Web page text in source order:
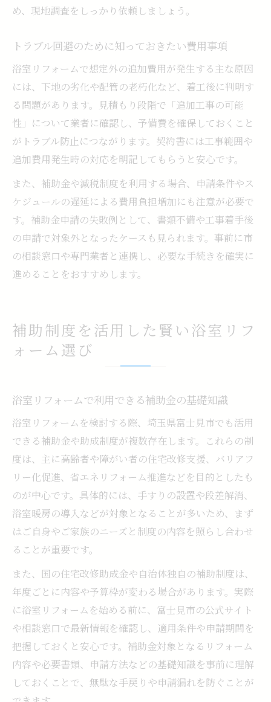
め、現地調査をしっかり依頼しましょう。
トラブル回避のために知っておきたい費用事項
浴室リフォームで想定外の追加費用が発生する主な原因
には、下地の劣化や配管の老朽化など、着工後に判明す
る問題があります。見積もり段階で「追加工事の可能
性」について業者に確認し、予備費を確保しておくこと
がトラブル防止につながります。契約書には工事範囲や
追加費用発生時の対応を明記してもらうと安心です。
また、補助金や減税制度を利用する場合、申請条件やス
ケジュールの遅延による費用負担増加にも注意が必要で
す。補助金申請の失敗例として、書類不備や工事着手後
の申請で対象外となったケースも見られます。事前に市
の相談窓口や専門業者と連携し、必要な手続きを確実に
進めることをおすすめします。
補助制度を活用した賢い浴室リフ
ォーム選び
浴室リフォームで利用できる補助金の基礎知識
浴室リフォームを検討する際、埼玉県富士見市でも活用
できる補助金や助成制度が複数存在します。これらの制
度は、主に高齢者や障がい者の住宅改修支援、バリアフ
リー化促進、省エネリフォーム推進などを目的としたも
のが中心です。具体的には、手すりの設置や段差解消、
浴室暖房の導入などが対象となることが多いため、まず
はご自身やご家族のニーズと制度の内容を照らし合わせ
ることが重要です。
また、国の住宅改修助成金や自治体独自の補助制度は、
年度ごとに内容や予算枠が変わる場合があります。実際
に浴室リフォームを始める前に、富士見市の公式サイト
や相談窓口で最新情報を確認し、適用条件や申請期間を
把握しておくと安心です。補助金対象となるリフォーム
内容や必要書類、申請方法などの基礎知識を事前に理解
しておくことで、無駄な手戻りや申請漏れを防ぐことが